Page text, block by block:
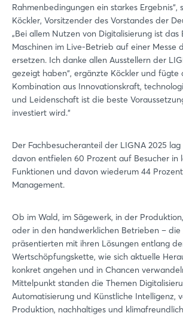
Rahmenbedingungen ein starkes Ergebnis“,
Köckler, Vorsitzender des Vorstandes der
„Bei allem Nutzen von Digitalisierung ist das
Maschinen im Live-Betrieb auf einer Messe
ersetzen. Ich danke allen Ausstellern der
gezeigt haben“, ergänzte Köckler und fügte
Kombination aus Innovationskraft,
und Leidenschaft ist die beste
investiert wird.“
Der Fachbesucheranteil der LIGNA 2025
davon entfielen 60 Prozent auf Besucher in
Funktionen und davon wiederum 44
Management.
Ob im Wald, im Sägewerk, in der
oder in den handwerklichen Betrieben – die
präsentierten mit ihren Lösungen entlang
Wertschöpfungskette, wie sich aktuelle
konkret angehen und in Chancen
Mittelpunkt standen die Themen
Automatisierung und Künstliche Intelligenz,
Produktion, nachhaltiges und